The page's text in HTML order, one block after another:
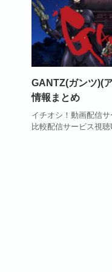
GANTZ(ガンツ)(
情報まとめ
イチオシ！動画配信
比較配信サービス視聴